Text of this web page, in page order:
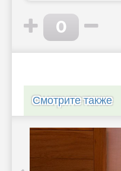
0
Смотрите также